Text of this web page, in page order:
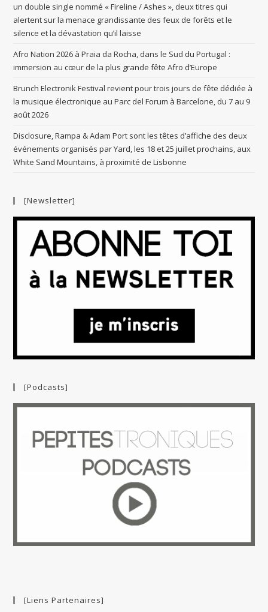
un double single nommé « Fireline / Ashes », deux titres qui
alertent sur la menace grandissante des feux de forêts et le
silence et la dévastation qu’il laisse
Afro Nation 2026 à Praia da Rocha, dans le Sud du Portugal :
immersion au cœur de la plus grande fête Afro d’Europe
Brunch Electronik Festival revient pour trois jours de fête dédiée à
la musique électronique au Parc del Forum à Barcelone, du 7 au 9
août 2026
Disclosure, Rampa & Adam Port sont les têtes d’affiche des deux
événements organisés par Yard, les 18 et 25 juillet prochains, aux
White Sand Mountains, à proximité de Lisbonne
[Newsletter]
[Podcasts]
[Liens Partenaires]